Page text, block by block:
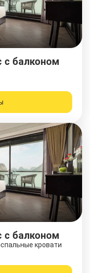
с балконом
с балконом
кровати